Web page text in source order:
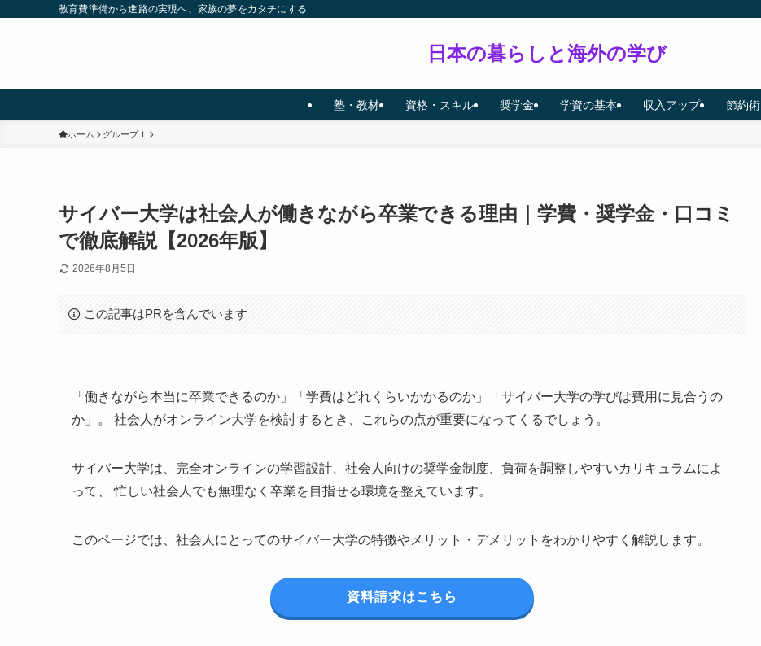
教育費準備から進路の実現へ、家族の夢をカタチにする
日本の暮らしと海外の学び
塾・教材 資格・スキル 奨学金 学資の基本 収入アップ 節約術
ホーム グループ１
サイバー大学は社会人が働きながら卒業できる理由｜学費・奨学金・口コミ
で徹底解説【2026年版】
2026年8月5日
この記事はPRを含んでいます
「働きながら本当に卒業できるのか」「学費はどれくらいかかるのか」「サイバー大学の学びは費用に見合うの
か」。 社会人がオンライン大学を検討するとき、これらの点が重要になってくるでしょう。
サイバー大学は、完全オンラインの学習設計、社会人向けの奨学金制度、負荷を調整しやすいカリキュラムによ
って、 忙しい社会人でも無理なく卒業を目指せる環境を整えています。
このページでは、社会人にとってのサイバー大学の特徴やメリット・デメリットをわかりやすく解説します。
資料請求はこちら